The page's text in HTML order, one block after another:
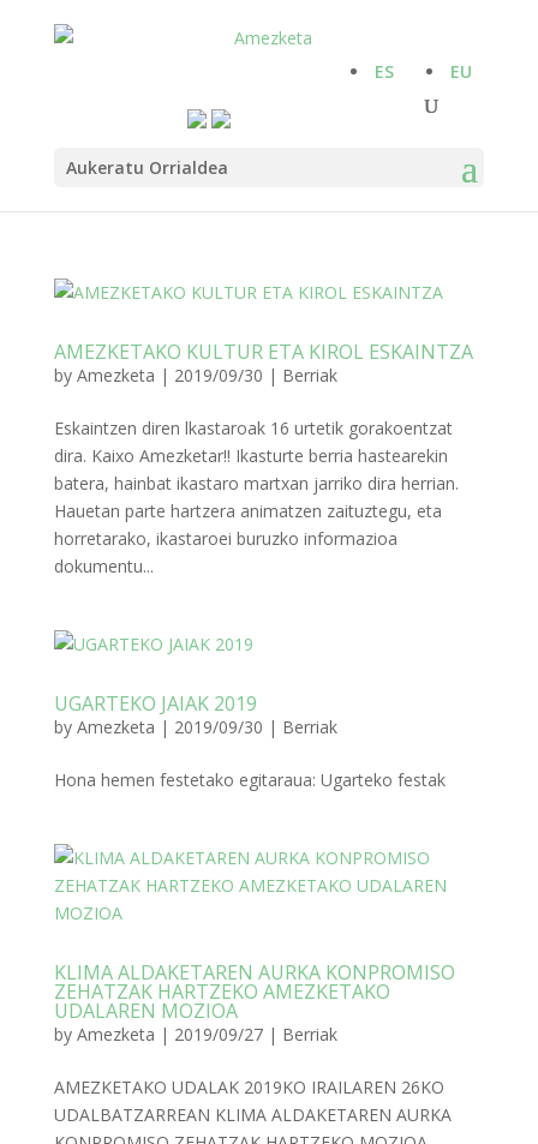
Aukeratu Orrialdea
ES EU
AMEZKETAKO KULTUR ETA KIROL ESKAINTZA
by Amezketa | 2019/09/30 | Berriak
Eskaintzen diren lkastaroak 16 urtetik gorakoentzat
dira. Kaixo Amezketar!! Ikasturte berria hastearekin
batera, hainbat ikastaro martxan jarriko dira herrian.
Hauetan parte hartzera animatzen zaituztegu, eta
horretarako, ikastaroei buruzko informazioa
dokumentu...
UGARTEKO JAIAK 2019
by Amezketa | 2019/09/30 | Berriak
Hona hemen festetako egitaraua: Ugarteko festak
KLIMA ALDAKETAREN AURKA KONPROMISO
ZEHATZAK HARTZEKO AMEZKETAKO
UDALAREN MOZIOA
by Amezketa | 2019/09/27| Berriak
AMEZKETAKO UDALAK 2019KO IRAILAREN 26KO
UDALBATZARREAN KLIMA ALDAKETAREN AURKA